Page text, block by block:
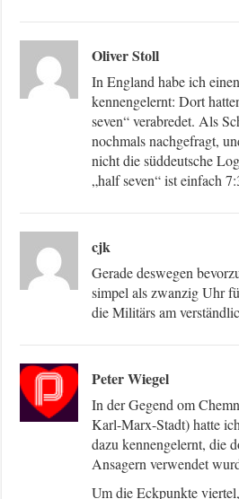
Oliver Stoll
In England habe ich
kennengelernt: Dort
seven“ verabredet. Als
nochmals nachgefragt,
nicht die süddeutsche
„half seven“ ist einfach
cjk
Gerade deswegen
simpel als zwanzig Uhr
die Militärs am
Peter Wiegel
In der Gegend om
Karl-Marx-Stadt) hatte
dazu kennengelernt, die
Ansagern verwendet
Um die Eckpunkte